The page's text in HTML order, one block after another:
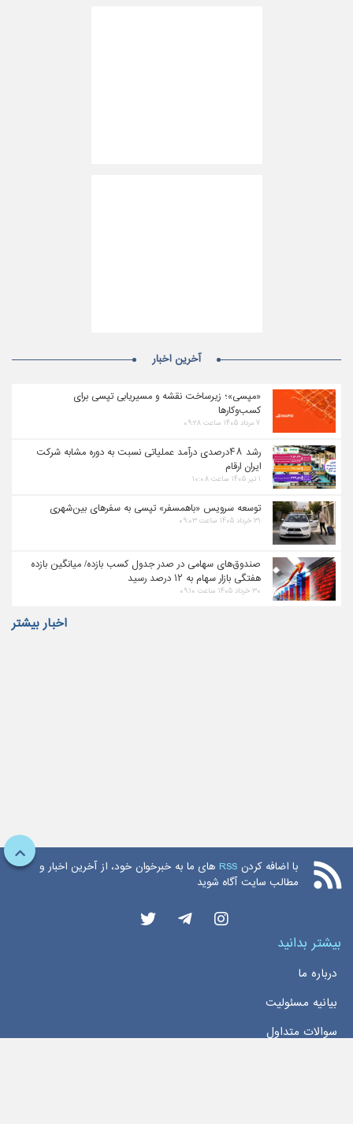
آخرین اخبار
«مپسی»؛ زیرساخت نقشه و مسیریابی تپسی برای
کسب‌وکارها
۷ مرداد ۱۴۰۵ ساعت ۰۹:۲۸
رشد ۴۸درصدی درآمد عملیاتی نسبت به دوره مشابه شرکت
ایران ارقام
۱ تیر ۱۴۰۵ ساعت ۱۰:۰۸
توسعه سرویس «باهمسفر» تپسی به سفرهای بین‌شهری
۳۱ خرداد ۱۴۰۵ ساعت ۰۹:۰۳
صندوق‌های سهامی در صدر جدول کسب بازده/ میانگین بازده
هفتگی بازار سهام به ۱۲ درصد رسید
۳۰ خرداد ۱۴۰۵ ساعت ۰۹:۱۰
اخبار بیشتر
با اضافه کردن RSS های ما به خبرخوان خود، از آخرین اخبار و
مطالب سایت آگاه شوید
بیشتر بدانید
درباره ما
بیانیه مسئولیت
سوالات متداول